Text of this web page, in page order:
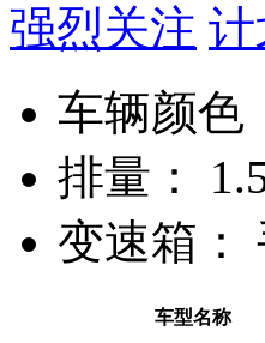
强烈关注
车辆颜色
排量：
变速箱：
车型名称